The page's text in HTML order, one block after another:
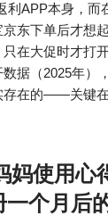
利APP本身，而
东下单后才想
在大促时才打
据（2025年）
存在的——关键
妈使用心
一个月后